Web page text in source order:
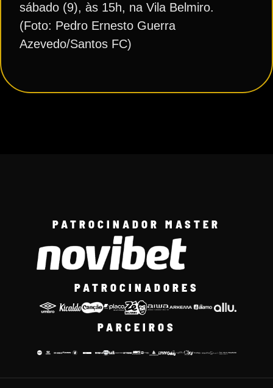
sábado (9), às 15h, na Vila Belmiro.
(Foto: Pedro Ernesto Guerra
Azevedo/Santos FC)
PATROCINADOR MASTER
PATROCINADORES
PARCEIROS